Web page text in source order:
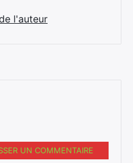
l'auteur
UN COMMENTAIRE